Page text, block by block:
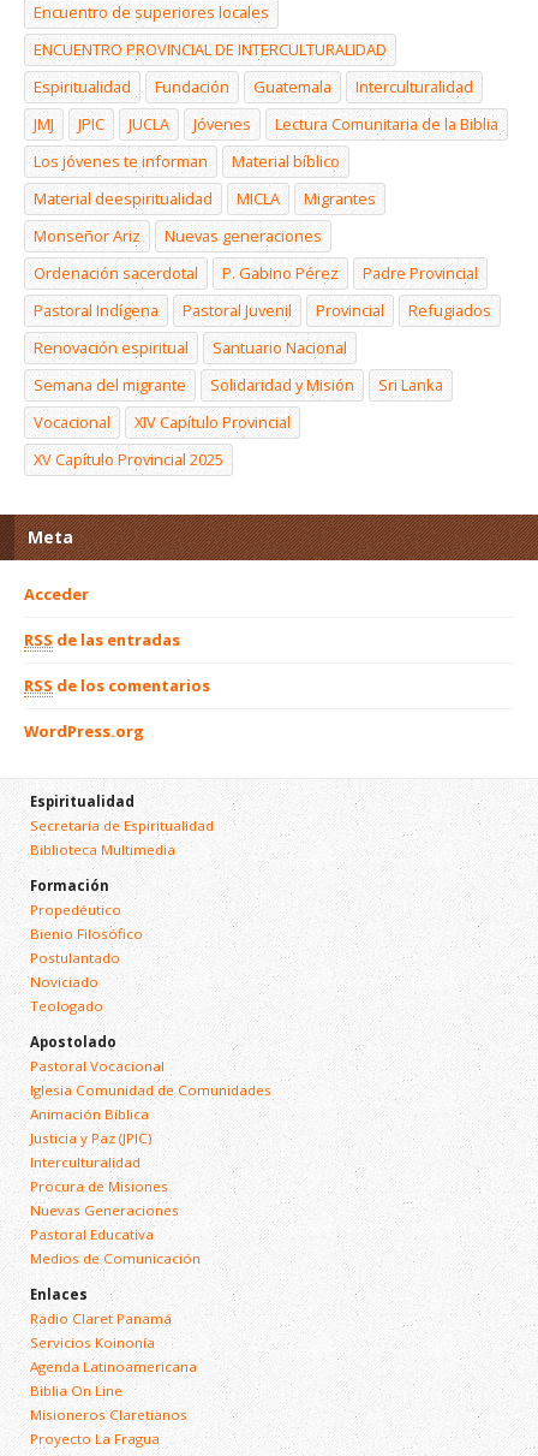
Encuentro de superiores locales
ENCUENTRO PROVINCIAL DE INTERCULTURALIDAD
Espiritualidad
Fundación Guatemala
Interculturalidad
JMJ
JPIC JUCLA Jóvenes
Lectura Comunitaria de la Biblia
Los jóvenes te informan
Material bíblico
Material deespiritualidad
MICLA
Migrantes
Monseñor Ariz
Nuevas generaciones
Ordenación sacerdotal
P. Gabino Pérez
Padre Provincial
Pastoral Indígena
Pastoral Juvenil Provincial
Refugiados
Renovación espiritual
Santuario Nacional
Semana del migrante
Solidaridad y Misión
Sri Lanka
Vocacional
XIV Capítulo Provincial
XV Capítulo Provincial 2025
Meta
Acceder
RSS de las entradas
RSS de los comentarios
WordPress.org
Espiritualidad
Secretaría de Espiritualidad
Biblioteca Multimedia
Formación
Propedéutico
Bienio Filosófico
Postulantado
Noviciado
Teologado
Apostolado
Pastoral Vocacional
Iglesia Comunidad de Comunidades
Animación Bíblica
Justicia y Paz (JPIC)
Interculturalidad
Procura de Misiones
Nuevas Generaciones
Pastoral Educativa
Medios de Comunicación
Enlaces
Radio Claret Panamá
Servicios Koinonía
Agenda Latinoamericana
Biblia On Line
Misioneros Claretianos
Proyecto La Fragua